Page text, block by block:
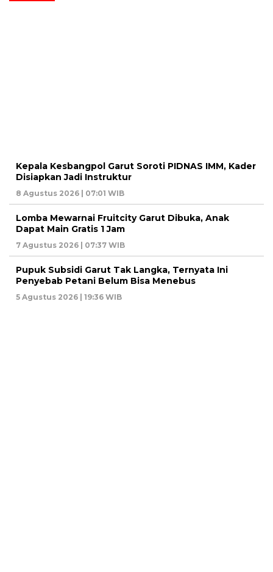
Kepala Kesbangpol Garut Soroti PIDNAS IMM, Kader
Disiapkan Jadi Instruktur
8 Agustus 2026 | 07:01 WIB
Lomba Mewarnai Fruitcity Garut Dibuka, Anak
Dapat Main Gratis 1 Jam
7 Agustus 2026 | 07:37 WIB
Pupuk Subsidi Garut Tak Langka, Ternyata Ini
Penyebab Petani Belum Bisa Menebus
5 Agustus 2026 | 19:36 WIB